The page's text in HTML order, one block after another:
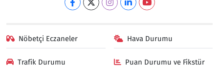
Nöbetçi Eczaneler Hava Durumu
Trafik Durumu Puan Durumu ve Fikstür